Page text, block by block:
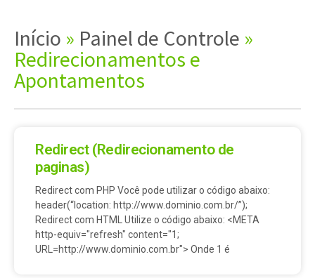
Início » Painel de Controle »
Redirecionamentos e
Apontamentos
Redirect (Redirecionamento de
paginas)
Redirect com PHP Você pode utilizar o código abaixo:
header(“location: http://www.dominio.com.br/”);
Redirect com HTML Utilize o código abaixo: <META
http-equiv="refresh" content="1;
URL=http://www.dominio.com.br"> Onde 1 é